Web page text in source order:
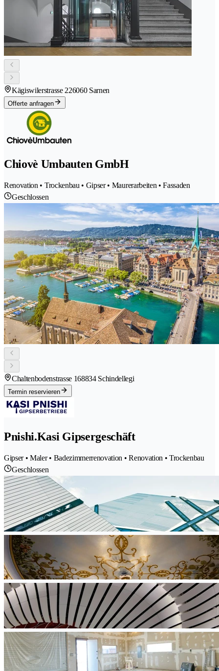
Kägiswilerstrasse 226060 Sarnen
Offerte anfragen
Chiovè Umbauten GmbH
Renovation • Trockenbau • Gipser • Maurerarbeiten • Fassaden
Geschlossen
Chaltenbodenstrasse 168834 Schindellegi
Termin reservieren
Pnishi.Kasi Gipsergeschäft
Gipser • Maler • Badezimmerrenovation • Renovation • Trockenbau
Geschlossen